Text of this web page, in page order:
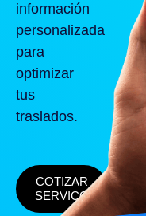
información
personalizada
para
optimizar
tus
traslados.
COTIZAR
SERVICO